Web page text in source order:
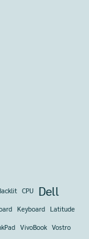
CPU Dell
Keyboard Latitude
VivoBook Vostro